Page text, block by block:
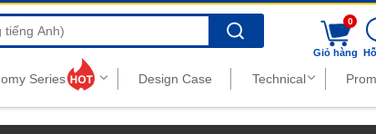
Search
0
Giỏ hàng